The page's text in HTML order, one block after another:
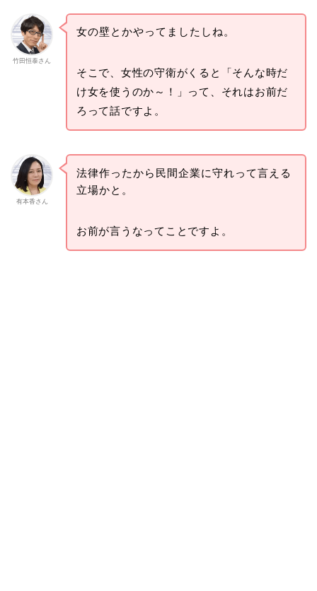
竹田恒泰さん
女の壁とかやってましたしね。
そこで、女性の守衛がくると「そんな時だ
け女を使うのか～！」って、それはお前だ
ろって話ですよ。
有本香さん
法律作ったから民間企業に守れって言える
立場かと。
お前が言うなってことですよ。